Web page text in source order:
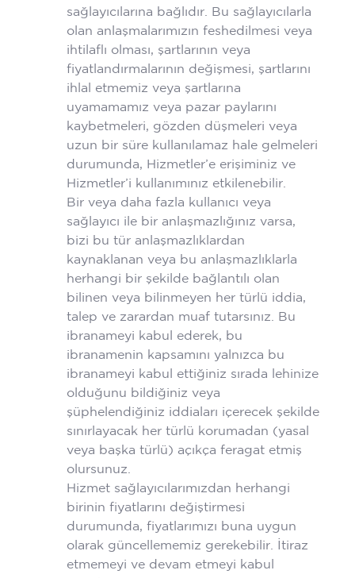
sağlayıcılarına bağlıdır. Bu sağlayıcılarla
olan anlaşmalarımızın feshedilmesi veya
ihtilaflı olması, şartlarının veya
fiyatlandırmalarının değişmesi, şartlarını
ihlal etmemiz veya şartlarına
uyamamamız veya pazar paylarını
kaybetmeleri, gözden düşmeleri veya
uzun bir süre kullanılamaz hale gelmeleri
durumunda, Hizmetler’e erişiminiz ve
Hizmetler’i kullanımınız etkilenebilir.
Bir veya daha fazla kullanıcı veya
sağlayıcı ile bir anlaşmazlığınız varsa,
bizi bu tür anlaşmazlıklardan
kaynaklanan veya bu anlaşmazlıklarla
herhangi bir şekilde bağlantılı olan
bilinen veya bilinmeyen her türlü iddia,
talep ve zarardan muaf tutarsınız. Bu
ibranameyi kabul ederek, bu
ibranamenin kapsamını yalnızca bu
ibranameyi kabul ettiğiniz sırada lehinize
olduğunu bildiğiniz veya
şüphelendiğiniz iddiaları içerecek şekilde
sınırlayacak her türlü korumadan (yasal
veya başka türlü) açıkça feragat etmiş
olursunuz.
Hizmet sağlayıcılarımızdan herhangi
birinin fiyatlarını değiştirmesi
durumunda, fiyatlarımızı buna uygun
olarak güncellememiz gerekebilir. İtiraz
etmemeyi ve devam etmeyi kabul